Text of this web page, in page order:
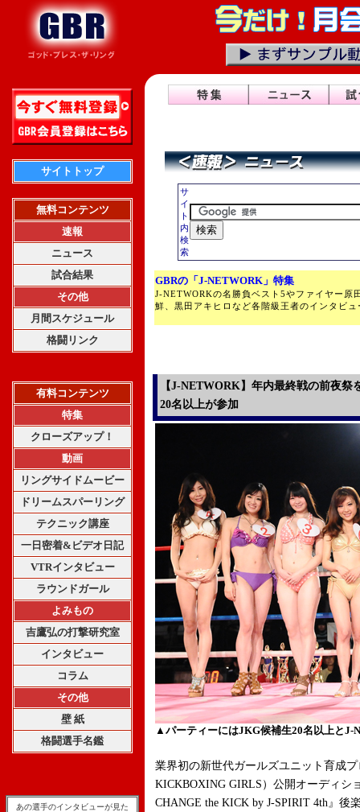
サイトトップ
無料コンテンツ
速報
ニュース
試合結果
その他
月間スケジュール
格闘リンク
有料コンテンツ
特集
クローズアップ！
動画
リングサイドムービー
ドリームスパーリング
テクニック講座
一日密着&ビデオ日記
VTRインタビュー
ラウンドガール
よみもの
吉鷹弘の打撃研究室
インタビュー
コラム
その他
壁 紙
格闘選手名鑑
あの選手のインタビューが見た
サ
イ
ト
内
検
索
GBRの「J-NETWORK」特集
J-NETWORKの名勝負ベスト5やファイヤー原
鮮、黒田アキヒロなど各階級王者のインタビュ
【J-NETWORK】年内最終戦の前夜祭
20名以上が参加
▲パーティーにはJKG候補生20名以上とJ-
業界初の新世代ガールズユニット育成
KICKBOXING GIRLS）公開オーディシ
CHANGE the KICK by J-SPIRIT 4th』